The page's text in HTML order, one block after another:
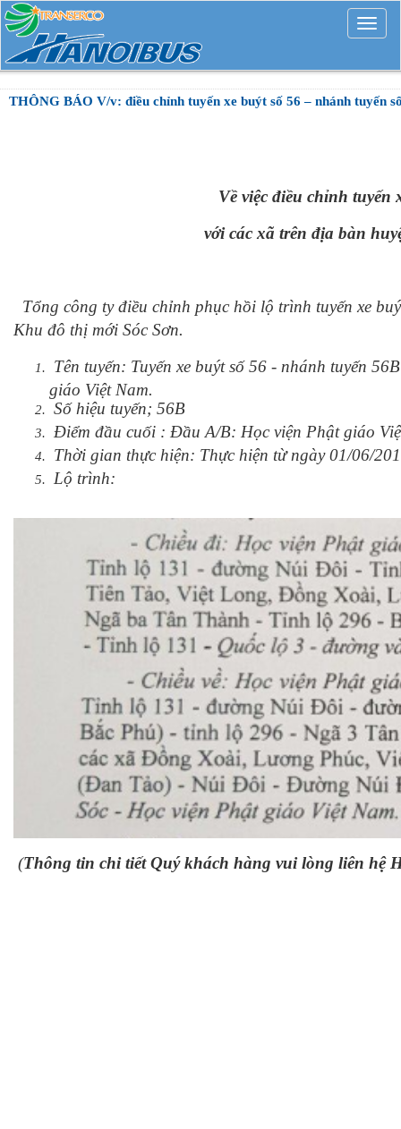
Mở
rộng
THÔNG BÁO V/v: điều chỉnh tuyến xe buýt số 56 – nhánh tuyến
Về việc điều chỉnh tuyến
với các xã trên địa bàn
Tổng công ty điều chỉnh phục hồi lộ trình tuyến xe
Khu đô thị mới Sóc Sơn.
Tên tuyến: Tuyến xe buýt số 56 - nhánh tuyến
giáo Việt Nam.
Số hiệu tuyến; 56B
Điểm đầu cuối : Đầu A/B: Học viện Phật giáo
Thời gian thực hiện: Thực hiện từ ngày 01/06/
Lộ trình:
(Thông tin chi tiết Quý khách hàng vui lòng liên hệ